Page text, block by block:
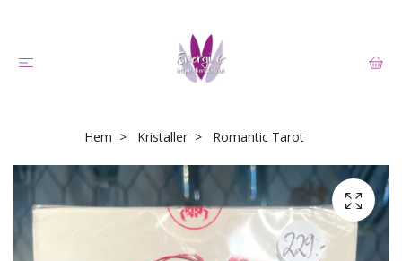
Hem Kristaller Romantic Tarot